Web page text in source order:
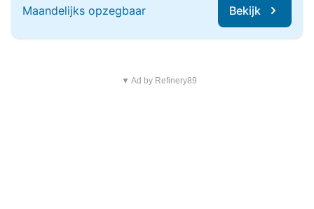
Maandelijks opzegbaar Bekijk
▼ Ad by Refinery89